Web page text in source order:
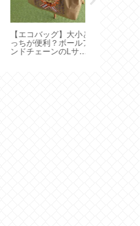
【エコバッグ】大小ど
っちが便利？ボールア
ンドチェーンのLサイ